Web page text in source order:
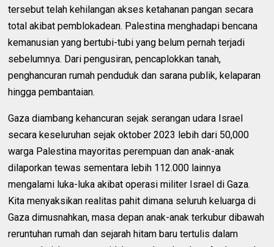
tersebut telah kehilangan akses ketahanan pangan secara
total akibat pemblokadean. Palestina menghadapi bencana
kemanusian yang bertubi-tubi yang belum pernah terjadi
sebelumnya. Dari pengusiran, pencaplokkan tanah,
penghancuran rumah penduduk dan sarana publik, kelaparan
hingga pembantaian.
Gaza diambang kehancuran sejak serangan udara Israel
secara keseluruhan sejak oktober 2023 lebih dari 50,000
warga Palestina mayoritas perempuan dan anak-anak
dilaporkan tewas sementara lebih 112.000 lainnya
mengalami luka-luka akibat operasi militer Israel di Gaza.
Kita menyaksikan realitas pahit dimana seluruh keluarga di
Gaza dimusnahkan, masa depan anak-anak terkubur dibawah
reruntuhan rumah dan sejarah hitam baru tertulis dalam